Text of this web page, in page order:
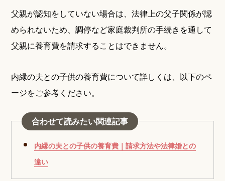
父親が認知をしていない場合は、法律上の父子関係が認
められないため、調停など家庭裁判所の手続きを通して
父親に養育費を請求することはできません。
内縁の夫との子供の養育費について詳しくは、以下のペ
ージをご参考ください。
合わせて読みたい関連記事
内縁の夫との子供の養育費｜請求方法や法律婚との
違い